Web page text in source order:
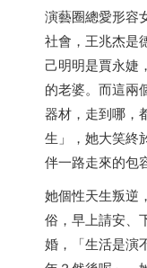
演藝圈總愛形容
社會，王兆杰是
己明明是賈永婕
的老婆。而這兩
器材，走到哪，
生」，她大笑終
伴一路走來的包
她個性天生叛逆
俗，早上請安、
婚，「生活是演